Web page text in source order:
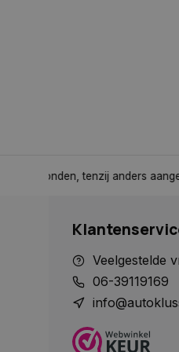
tenzij anders aangegeven
Veelgestelde
06-39119169